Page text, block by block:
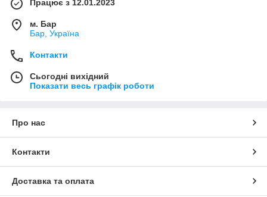
Працює з 12.01.2023
м. Бар
Бар, Україна
Контакти
Сьогодні вихідний
Показати весь графік роботи
Про нас
Контакти
Доставка та оплата